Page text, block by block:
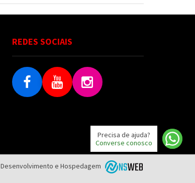
REDES SOCIAIS
Desenvolvimento e Hospedagem
Precisa de ajuda?
Converse conosco